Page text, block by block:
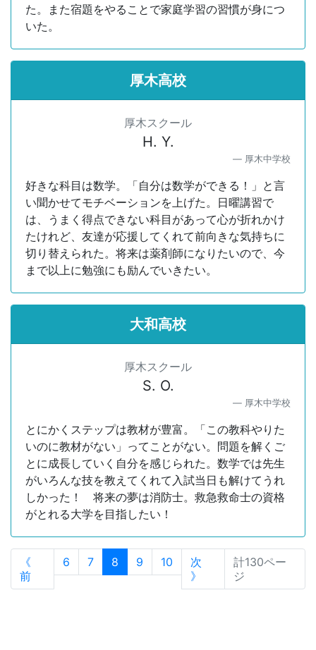
た。また宿題をやることで家庭学習の習慣が身につ
いた。
厚木高校
厚木スクール
H. Y.
厚木中学校
好きな科目は数学。「自分は数学ができる！」と言
い聞かせてモチベーションを上げた。日曜講習で
は、うまく得点できない科目があって心が折れかけ
たけれど、友達が応援してくれて前向きな気持ちに
切り替えられた。将来は薬剤師になりたいので、今
まで以上に勉強にも励んでいきたい。
大和高校
厚木スクール
S. O.
厚木中学校
とにかくステップは教材が豊富。「この教科やりた
いのに教材がない」ってことがない。問題を解くご
とに成長していく自分を感じられた。数学では先生
がいろんな技を教えてくれて入試当日も解けてうれ
しかった！ 将来の夢は消防士。救急救命士の資格
がとれる大学を目指したい！
《
前
6 7 8 9 10
次
》
計130ペー
ジ